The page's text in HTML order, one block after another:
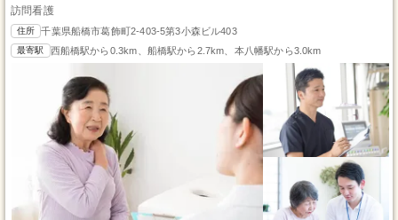
訪問看護
住所 千葉県船橋市葛飾町2-403-5第3小森ビル403
最寄駅 西船橋駅から0.3km、船橋駅から2.7km、本八幡駅から3.0km